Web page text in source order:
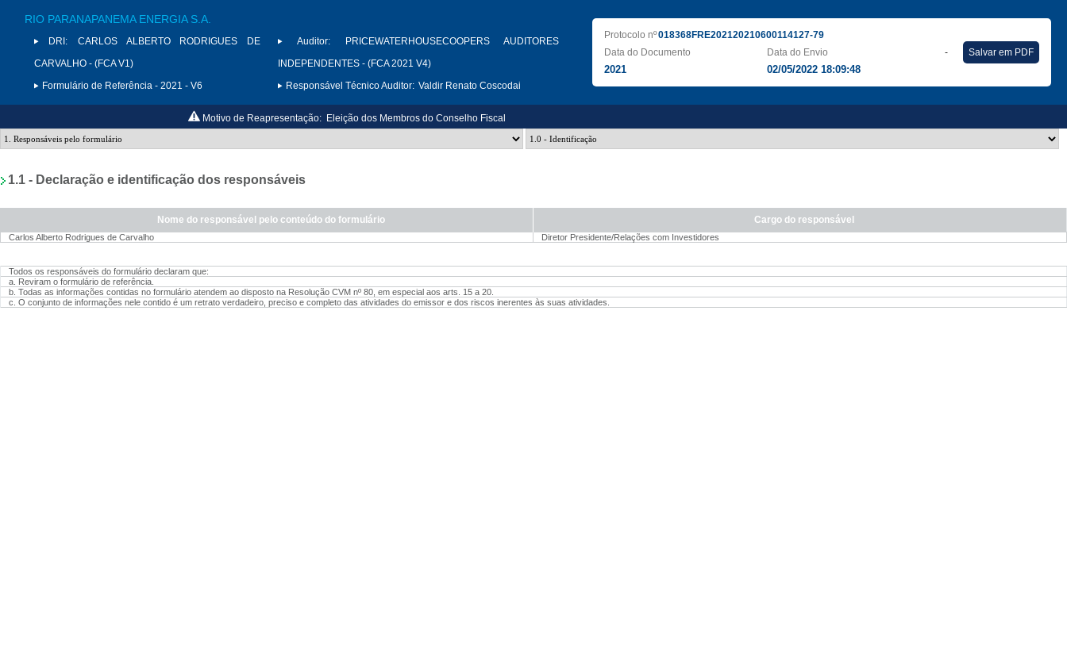
RIO PARANAPANEMA ENERGIA S.A.
DRI:
CARLOS ALBERTO RODRIGUES DE
CARVALHO - (FCA V1)
Formulário de Referência - 2021 - V6
Auditor:
PRICEWATERHOUSECOOPERS AUDITORES
INDEPENDENTES - (FCA 2021 V4)
Responsável Técnico Auditor: Valdir Renato Coscodai
Protocolo nº018368FRE202120210600114127-79
Data do Documento
2021
Data do Envio
02/05/2022 18:09:48
- Salvar em PDF
Motivo de Reapresentação: Eleição dos Membros do Conselho Fiscal